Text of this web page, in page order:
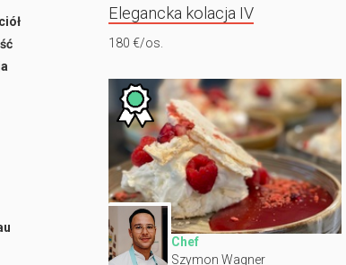
Elegancka kolacja IV
180 €/os.
Chef
Szymon Wagner